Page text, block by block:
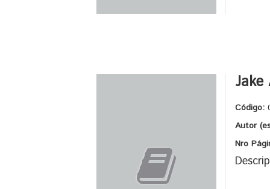
Jake
Código:
Autor
Nro